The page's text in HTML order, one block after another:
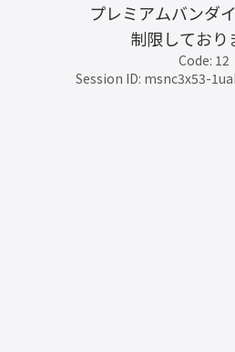
プレミアムバンダ
制限しており
Code: 12
Session ID: msnc3x53-